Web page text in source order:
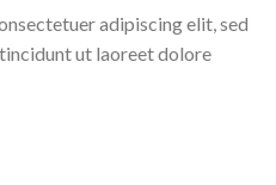
adipiscing elit, sed
ut laoreet dolore